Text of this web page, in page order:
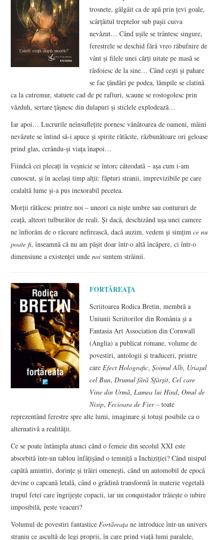
trosnete, gâlgâit ca de apă prin ţevi goale,
scârţâitul treptelor sub paşii cuiva
nevăzut… Când uşile se trântesc singure,
ferestrele se deschid fără vreo răbufnire de
vânt şi filele unei cărţi uitate pe masă se
răsfoiesc de la sine… Când ceşti şi pahare
se fac ţăndări pe podea, lămpile se clatină
ca la cutremur, statuete cad de pe rafturi, scaune se rostogolesc prin
văzduh, sertare ţâşnesc din dulapuri şi sticlele explodează…
Iar apoi… Lucrurile neînsufleţite pornesc vânătoarea de oameni, mâini
nevăzute se întind să-i apuce şi spirite rătăcite, răzbunătoare ori geloase
prind glas, cerându-şi viaţa înapoi…
Fiindcă cei plecaţi în veşnicie se întorc câteodată – aşa cum i-am
cunoscut, şi în acelaşi timp alţii: făpturi stranii, imprevizibile pe care
cealaltă lume şi-a pus inexorabil pecetea.
Morţii rătăcesc printre noi – uneori ca nişte umbre sau contururi de
ceaţă, alteori tulburător de reali. Şi dacă, deschizând uşa unei camere
ne înfiorăm de o răcoare nefirească, dacă auzim, vedem şi simţimce nu
poate fi, înseamnă că nu am păşit doar într-o altă încăpere, ci într-o
dimensiune a existenţei undenoi suntem străinii.
FORTĂREAȚA
Scriitoarea Rodica Bretin, membră a
Uniunii Scriitorilor din România şi a
Fantasia Art Association din Cornwall
(Anglia) a publicat romane, volume de
povestiri, antologii şi traduceri, printre
careEfect Holografic,Şoimul Alb, Uriaşul
cel Bun,Drumul fără Sfârşit, Cel care
Vine din Urmă,Lumea lui Hind,Omul de
Nisip,Fecioara de Fier– toate
reprezentând ferestre spre alte lumi, imaginare şi totuşi posibile ca o
alternativă a realităţii.
Ce se poate întâmpla atunci când o femeie din secolul XXI este
absorbită într-un tablou înfăţişând o temniţă a Inchiziţiei? Când nisipul
capătă amintiri, dorinţe şi trăiri omeneşti, când un automobil de epocă
devine o capcană letală, când o grădină transformă în materie vegetală
trupul fetei care îngrijeşte copacii, iar un conquistador trăieşte o iubire
imposibilă, peste veacuri?
Volumul de povestiri fantasticeFortăreaţa ne introduce într-un univers
straniu ce ascultă de legi proprii, în care prind viaţă lumi paralele,